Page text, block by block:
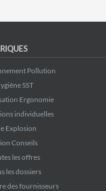
Pollution
SST
Ergonomie
individuelles
Explosion
Conseils
les offres
les dossiers
des fournisseurs